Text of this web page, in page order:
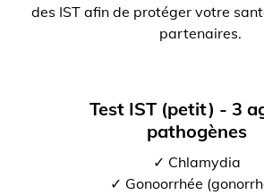
des IST afin de protéger votre
partenaires.
Test IST (petit) - 3
pathogènes
✓ Chlamydia
✓ Gonoorrhée